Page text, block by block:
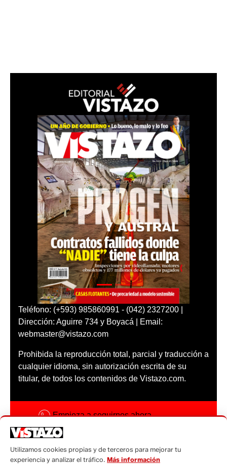
Teléfono: (+593) 985860991 - (042) 2327200 |
Dirección: Aguirre 734 y Boyacá | Email:
webmaster@vistazo.com
Prohibida la reproducción total, parcial y traducción a
cualquier idioma, sin autorización escrita de su
titular, de todos los contenidos de Vistazo.com.
Empieza a seguirnos ahora
Código ética
Utilizamos cookies propias y de terceros para mejorar tu
experiencia y analizar el tráfico. Más información